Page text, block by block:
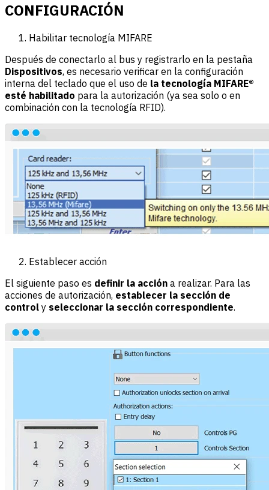
CONFIGURACIÓN
Habilitar tecnología MIFARE
Después de conectarlo al bus y registrarlo en la pestaña
Dispositivos, es necesario verificar en la configuración
interna del teclado que el uso de la tecnología MIFARE®
esté habilitado para la autorización (ya sea solo o en
combinación con la tecnología RFID).
Establecer acción
El siguiente paso es definir la acción a realizar. Para las
acciones de autorización, establecer la sección de
control y seleccionar la sección correspondiente.